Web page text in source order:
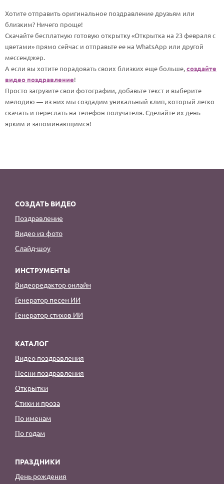
Хотите отправить оригинальное поздравление друзьям или
близким? Ничего проще!
Скачайте бесплатную готовую открытку «Открытка на 23 февраля с
цветами» прямо сейчас и отправьте ее на WhatsApp или другой
мессенджер.
А если вы хотите порадовать своих близких еще больше,создайте
видео поздравление!
Просто загрузите свои фотографии, добавьте текст и выберите
мелодию — из них мы создадим уникальный клип, который легко
скачать и переслать на телефон получателя. Сделайте их день
ярким и запоминающимся!
СОЗДАТЬ ВИДЕО
Поздравление
Видео из фото
Слайд-шоу
ИНСТРУМЕНТЫ
Видеоредактор онлайн
Генератор песен ИИ
Генератор стихов ИИ
КАТАЛОГ
Видео поздравления
Песни поздравления
Открытки
Стихи и проза
По именам
По годам
ПРАЗДНИКИ
День рождения